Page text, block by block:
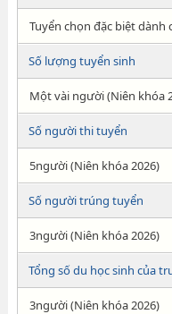
Tuyển chọn đặc biệt dành
Số lượng tuyển sinh
Một vài người (Niên khóa
Số người thi tuyển
5người (Niên khóa 2026)
Số người trúng tuyển
3người (Niên khóa 2026)
Tổng số du học sinh của
3người (Niên khóa 2026)